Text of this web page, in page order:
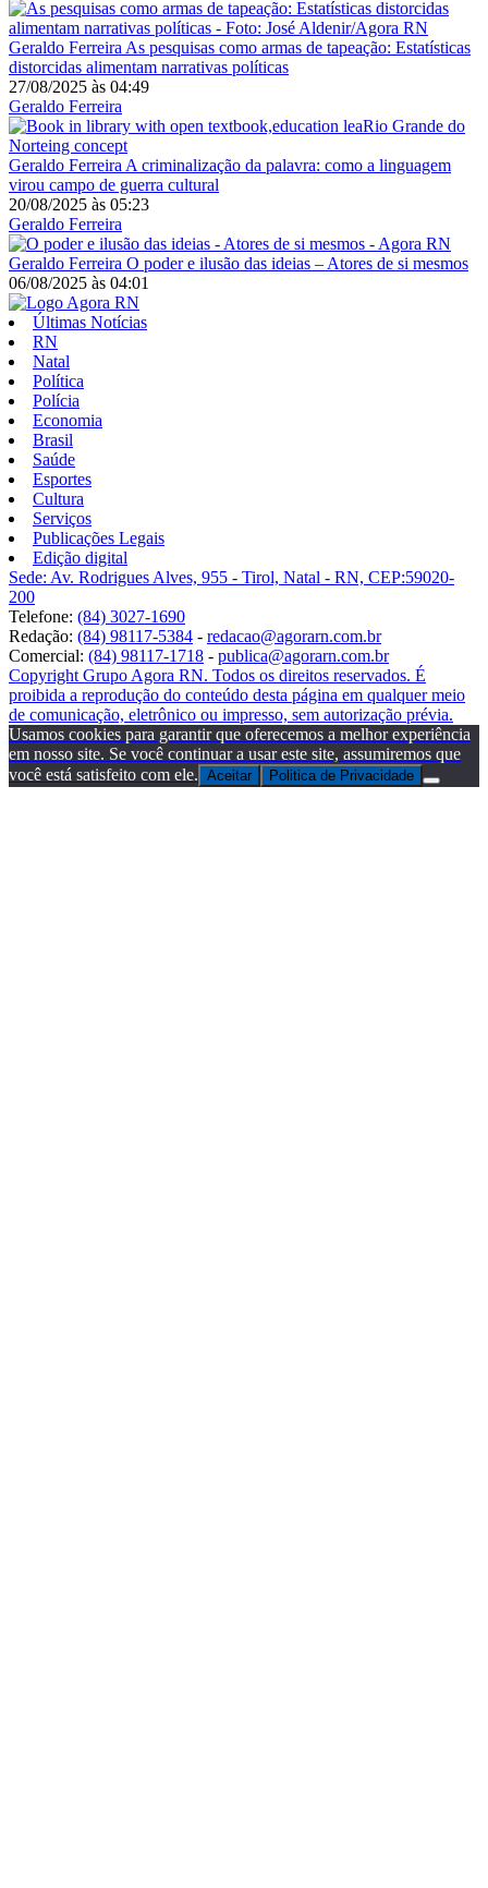
Geraldo Ferreira As pesquisas como armas de tapeação: Estatísticas
distorcidas alimentam narrativas políticas
27/08/2025 às 04:49
Geraldo Ferreira
Geraldo Ferreira A criminalização da palavra: como a linguagem
virou campo de guerra cultural
20/08/2025 às 05:23
Geraldo Ferreira
Geraldo Ferreira O poder e ilusão das ideias – Atores de si mesmos
06/08/2025 às 04:01
Últimas Notícias
RN
Natal
Política
Polícia
Economia
Brasil
Saúde
Esportes
Cultura
Serviços
Publicações Legais
Edição digital
Sede: Av. Rodrigues Alves, 955 - Tirol, Natal - RN, CEP:59020-
200
Telefone: (84) 3027-1690
Redação: (84) 98117-5384 - redacao@agorarn.com.br
Comercial: (84) 98117-1718 - publica@agorarn.com.br
Copyright Grupo Agora RN. Todos os direitos reservados. É
proibida a reprodução do conteúdo desta página em qualquer meio
de comunicação, eletrônico ou impresso, sem autorização prévia.
Usamos cookies para garantir que oferecemos a melhor experiência
em nosso site. Se você continuar a usar este site, assumiremos que
você está satisfeito com ele. Aceitar Politica de Privacidade